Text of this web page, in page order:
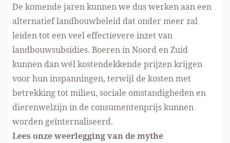
De komende jaren kunnen we dus werken aan een
alternatief landbouwbeleid dat onder meer zal
leiden tot een veel effectievere inzet van
landbouwsubsidies. Boeren in Noord en Zuid
kunnen dan wél kostendekkende prijzen krijgen
voor hun inspanningen, terwijl de kosten met
betrekking tot milieu, sociale omstandigheden en
dierenwelzijn in de consumentenprijs kunnen
worden geïnternaliseerd.
Lees onze weerlegging van de mythe